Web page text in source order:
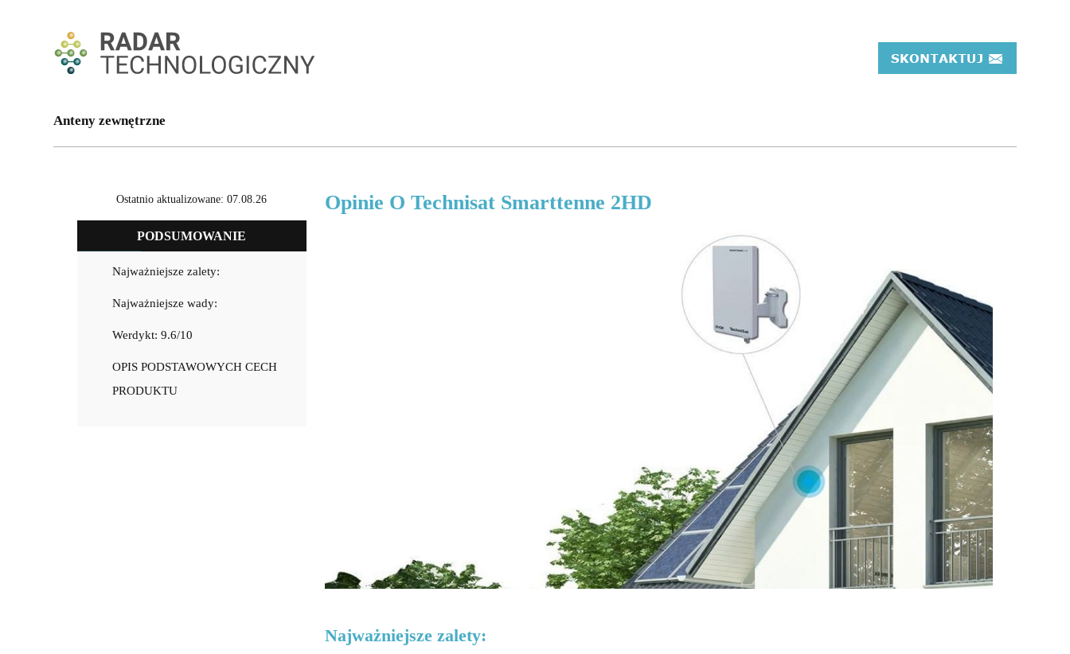
Anteny zewnętrzne
Ostatnio aktualizowane: 07.08.26
PODSUMOWANIE
Najważniejsze zalety:
Najważniejsze wady:
Werdykt: 9.6/10
OPIS PODSTAWOWYCH CECH
PRODUKTU
Opinie O Technisat Smarttenne 2HD
Najważniejsze zalety: